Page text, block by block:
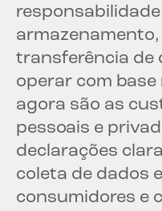
transferência de
operar com
agora são as
pessoais e
declarações
coleta de dados
consumidores e